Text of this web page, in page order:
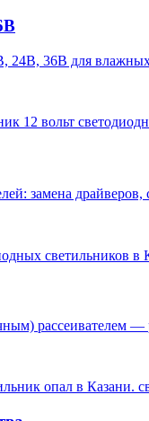
24В, 36В для
12 вольт
замена
светильников
рассеивателем —
опал в Казани.